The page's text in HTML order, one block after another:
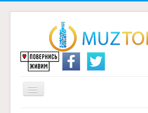
Перемикач
навігації